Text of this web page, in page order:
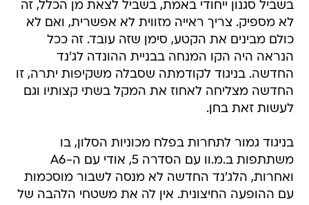
בשביל סגנון ייחודי באמת, בשביל לצאת מן הכלל, זה
לא מספיק. צריך ראייה מזווית לא אפשרית, ואם לא
כולם מבינים את הקטע, סימן שזה עובד. זה ככל
הנראה היה הקו המנחה בבניית ההונדה לג'נד
החדשה. בניגוד לקודמתה שסבלה משקיפות יתרה, זו
החדשה מצליחה לאחוז את המקל בשתי קצותיו וגם
לעשות זאת בחן.
בניגוד גמור לתחרות בפלח מכוניות הסלון, בו
משתתפות ב.מ.וו עם הסדרה 5, אודי עם ה-A6
ואחרות, הלג'נד החדשה לא מנסה לשבור מוסכמות
עם ההופעה החיצונית. אין לה את משטחי הלהבה של